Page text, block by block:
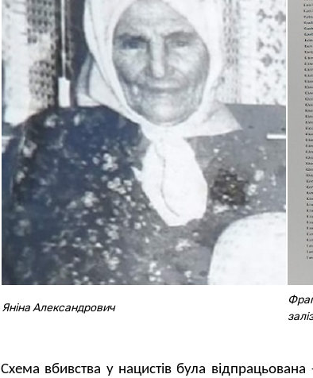
Яніна Александрович
Схема вбивства у нацистів була